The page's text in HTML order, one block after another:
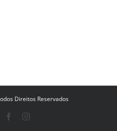
Direitos Reservados
FacebookInstagram